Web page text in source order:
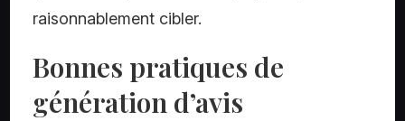
raisonnablement cibler.
Bonnes pratiques de
génération d’avis